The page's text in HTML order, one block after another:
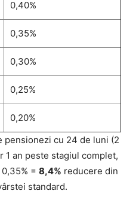
0,40%
0,35%
0,30%
0,25%
0,20%
pensionezi cu 24 de luni (2
1 an peste stagiul complet,
= 8,4% reducere din
standard.